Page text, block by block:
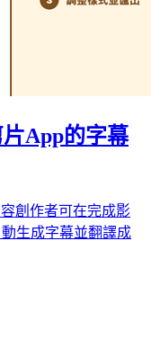
App的字幕
創作者可在完成影
動生成字幕並翻譯成